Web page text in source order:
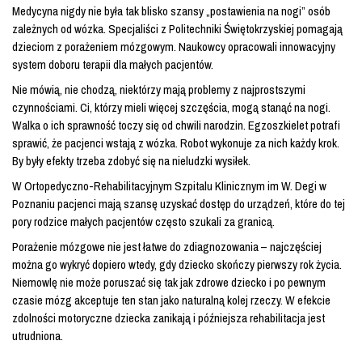
Medycyna nigdy nie była tak blisko szansy „postawienia na nogi” osób
zależnych od wózka. Specjaliści z Politechniki Świętokrzyskiej pomagają
dzieciom z porażeniem mózgowym. Naukowcy opracowali innowacyjny
system doboru terapii dla małych pacjentów.
Nie mówią, nie chodzą, niektórzy mają problemy z najprostszymi
czynnościami. Ci, którzy mieli więcej szczęścia, mogą stanąć na nogi.
Walka o ich sprawność toczy się od chwili narodzin. Egzoszkielet potrafi
sprawić, że pacjenci wstają z wózka. Robot wykonuje za nich każdy krok.
By były efekty trzeba zdobyć się na nieludzki wysiłek.
W Ortopedyczno-Rehabilitacyjnym Szpitalu Klinicznym im W. Degi w
Poznaniu pacjenci mają szansę uzyskać dostęp do urządzeń, które do tej
pory rodzice małych pacjentów często szukali za granicą.
Porażenie mózgowe nie jest łatwe do zdiagnozowania – najczęściej
można go wykryć dopiero wtedy, gdy dziecko skończy pierwszy rok życia.
Niemowlę nie może poruszać się tak jak zdrowe dziecko i po pewnym
czasie mózg akceptuje ten stan jako naturalną kolej rzeczy. W efekcie
zdolności motoryczne dziecka zanikają i późniejsza rehabilitacja jest
utrudniona.